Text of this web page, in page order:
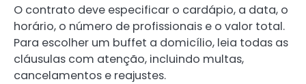
O contrato deve especificar o cardápio, a data, o
horário, o número de profissionais e o valor total.
Para escolher um buffet a domicílio, leia todas as
cláusulas com atenção, incluindo multas,
cancelamentos e reajustes.